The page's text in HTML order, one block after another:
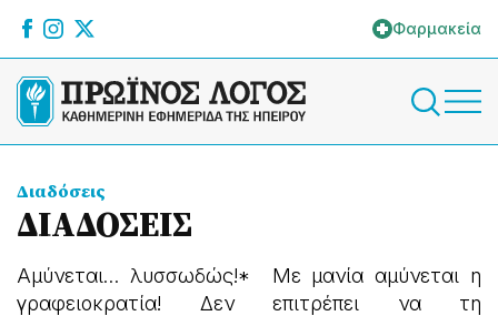
Φαρμακεία
Διαδόσεις
ΔΙΑΔΟΣΕΙΣ
Αμύνεται… λυσσωδώς!* Με μανία αμύνεται η
γραφειοκρατία! Δεν επιτρέπει να τη